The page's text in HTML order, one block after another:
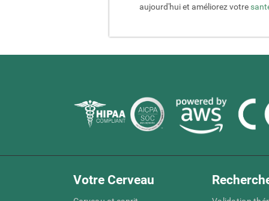
aujourd'hui et améliorez votre
Votre Cerveau